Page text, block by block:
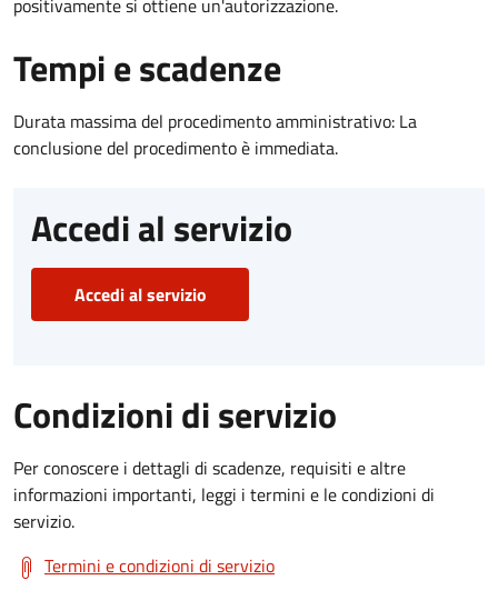
Tempi e scadenze
Durata massima del procedimento amministrativo: La
conclusione del procedimento è immediata.
Accedi al servizio
Accedi al servizio
Condizioni di servizio
Per conoscere i dettagli di scadenze, requisiti e altre
informazioni importanti, leggi i termini e le condizioni di
servizio.
Termini e condizioni di servizio